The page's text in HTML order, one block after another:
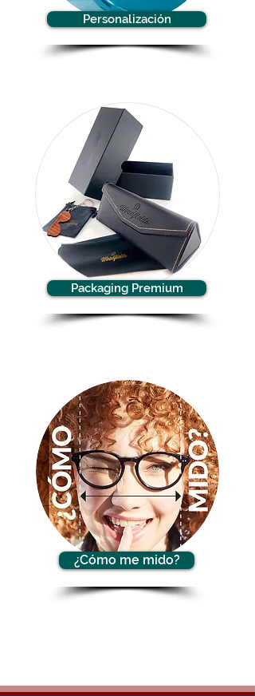
Personalización
Packaging Premium
¿Cómo me mido?